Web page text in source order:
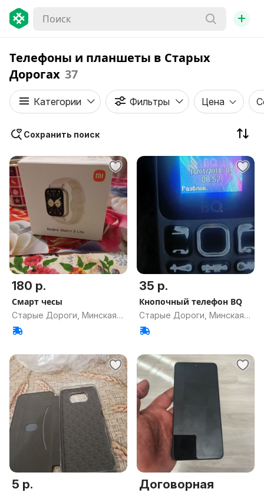
+
Телефоны и планшеты в Старых
Дорогах 37
Категории Фильтры Цена
Сохранить поиск
180 р.
Смарт чесы
Старые Дороги, Минская
обл.
35 р.
Кнопочный телефон BQ
Старые Дороги, Минская
обл.
5 р. Договорная